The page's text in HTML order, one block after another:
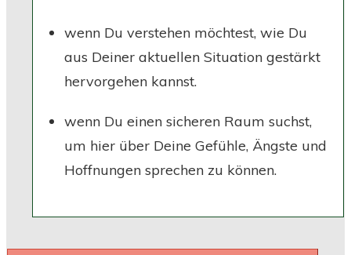
wenn Du verstehen möchtest, wie Du
aus Deiner aktuellen Situation gestärkt
hervorgehen kannst.
wenn Du einen sicheren Raum suchst,
um hier über Deine Gefühle, Ängste und
Hoffnungen sprechen zu können.